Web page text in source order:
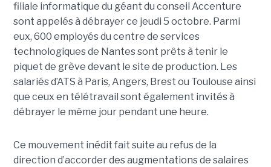
filiale informatique du géant du conseil Accenture
sont appelés à débrayer ce jeudi 5 octobre. Parmi
eux, 600 employés du centre de services
technologiques de Nantes sont prêts à tenir le
piquet de grève devant le site de production. Les
salariés d’ATS à Paris, Angers, Brest ou Toulouse ainsi
que ceux en télétravail sont également invités à
débrayer le même jour pendant une heure.
Ce mouvement inédit fait suite au refus de la
direction d’accorder des augmentations de salaires